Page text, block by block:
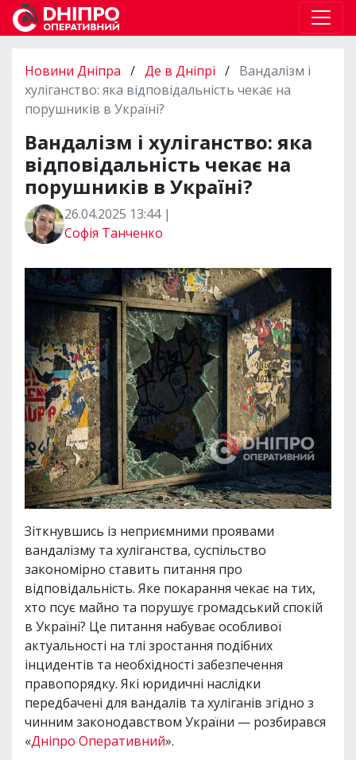
Новини Дніпра / Де в Дніпрі / Вандалізм і
хуліганство: яка відповідальність чекає на
порушників в Україні?
Вандалізм і хуліганство: яка
відповідальність чекає на
порушників в Україні?
26.04.2025 13:44 |
Софія Танченко
Зіткнувшись із неприємними проявами
вандалізму та хуліганства, суспільство
закономірно ставить питання про
відповідальність. Яке покарання чекає на тих,
хто псує майно та порушує громадський спокій
в Україні? Це питання набуває особливої
актуальності на тлі зростання подібних
інцидентів та необхідності забезпечення
правопорядку. Які юридичні наслідки
передбачені для вандалів та хуліганів згідно з
чинним законодавством України — розбирався
«Дніпро Оперативний».